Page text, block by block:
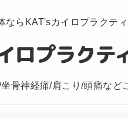
ならKAT'sカイロプラクテ
骨神経痛/肩こり/頭痛など